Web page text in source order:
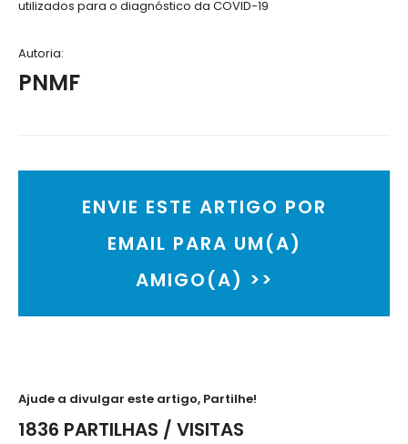
utilizados para o diagnóstico da COVID-19
Autoria:
PNMF
ENVIE ESTE ARTIGO POR
EMAIL PARA UM(A)
AMIGO(A) >>
Ajude a divulgar este artigo, Partilhe!
1836 PARTILHAS / VISITAS